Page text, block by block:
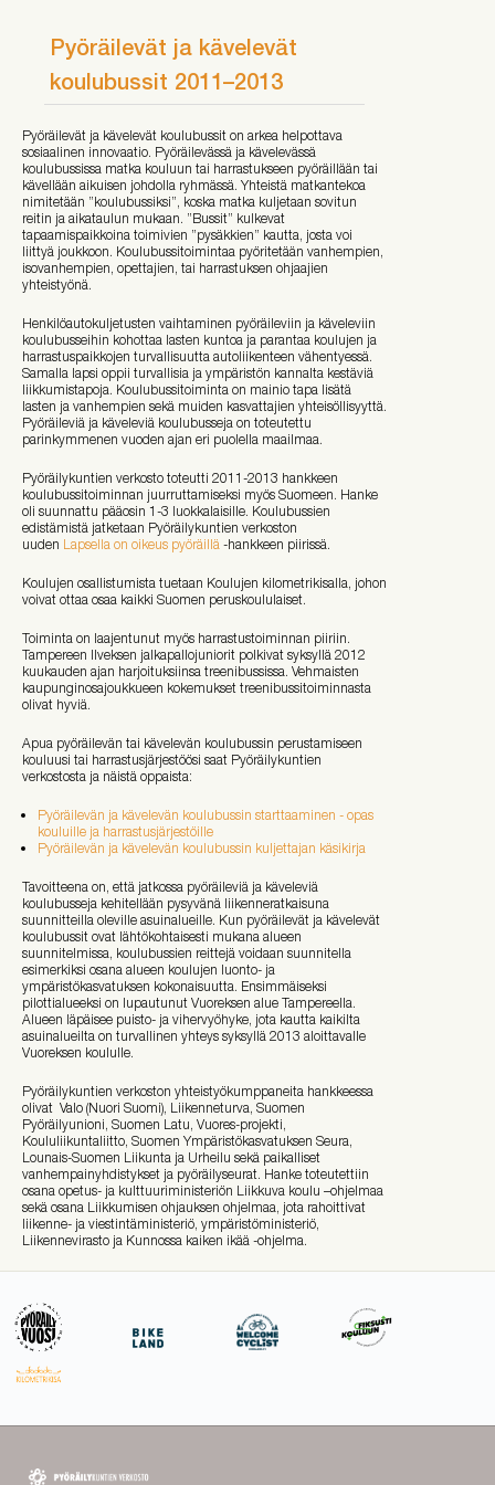
Pyöräilevät ja kävelevät
koulubussit 2011–2013
Pyöräilevät ja kävelevät koulubussit on arkea helpottava
sosiaalinen innovaatio. Pyöräilevässä ja kävelevässä
koulubussissa matka kouluun tai harrastukseen pyöräillään tai
kävellään aikuisen johdolla ryhmässä. Yhteistä matkantekoa
nimitetään ”koulubussiksi”, koska matka kuljetaan sovitun
reitin ja aikataulun mukaan. ”Bussit” kulkevat
tapaamispaikkoina toimivien ”pysäkkien” kautta, josta voi
liittyä joukkoon. Koulubussitoimintaa pyöritetään vanhempien,
isovanhempien, opettajien, tai harrastuksen ohjaajien
yhteistyönä.
Henkilöautokuljetusten vaihtaminen pyöräileviin ja käveleviin
koulubusseihin kohottaa lasten kuntoa ja parantaa koulujen ja
harrastuspaikkojen turvallisuutta autoliikenteen vähentyessä.
Samalla lapsi oppii turvallisia ja ympäristön kannalta kestäviä
liikkumistapoja. Koulubussitoiminta on mainio tapa lisätä
lasten ja vanhempien sekä muiden kasvattajien yhteisöllisyyttä.
Pyöräileviä ja käveleviä koulubusseja on toteutettu
parinkymmenen vuoden ajan eri puolella maailmaa.
Pyöräilykuntien verkosto toteutti 2011-2013 hankkeen
koulubussitoiminnan juurruttamiseksi myös Suomeen. Hanke
oli suunnattu pääosin 1-3 luokkalaisille. Koulubussien
edistämistä jatketaan Pyöräilykuntien verkoston
uuden Lapsella on oikeus pyöräillä -hankkeen piirissä.
Koulujen osallistumista tuetaan Koulujen kilometrikisalla, johon
voivat ottaa osaa kaikki Suomen peruskoululaiset.
Toiminta on laajentunut myös harrastustoiminnan piiriin.
Tampereen Ilveksen jalkapallojuniorit polkivat syksyllä 2012
kuukauden ajan harjoituksiinsa treenibussissa. Vehmaisten
kaupunginosajoukkueen kokemukset treenibussitoiminnasta
olivat hyviä.
Apua pyöräilevän tai kävelevän koulubussin perustamiseen
kouluusi tai harrastusjärjestöösi saat Pyöräilykuntien
verkostosta ja näistä oppaista:
Pyöräilevän ja kävelevän koulubussin starttaaminen - opas
kouluille ja harrastusjärjestöille
Pyöräilevän ja kävelevän koulubussin kuljettajan käsikirja
Tavoitteena on, että jatkossa pyöräileviä ja käveleviä
koulubusseja kehitellään pysyvänä liikenneratkaisuna
suunnitteilla oleville asuinalueille. Kun pyöräilevät ja kävelevät
koulubussit ovat lähtökohtaisesti mukana alueen
suunnitelmissa, koulubussien reittejä voidaan suunnitella
esimerkiksi osana alueen koulujen luonto- ja
ympäristökasvatuksen kokonaisuutta. Ensimmäiseksi
pilottialueeksi on lupautunut Vuoreksen alue Tampereella.
Alueen läpäisee puisto- ja vihervyöhyke, jota kautta kaikilta
asuinalueilta on turvallinen yhteys syksyllä 2013 aloittavalle
Vuoreksen koululle.
Pyöräilykuntien verkoston yhteistyökumppaneita hankkeessa
olivat Valo (Nuori Suomi), Liikenneturva, Suomen
Pyöräilyunioni, Suomen Latu, Vuores-projekti,
Koululiikuntaliitto, Suomen Ympäristökasvatuksen Seura,
Lounais-Suomen Liikunta ja Urheilu sekä paikalliset
vanhempainyhdistykset ja pyöräilyseurat. Hanke toteutettiin
osana opetus- ja kulttuuriministeriön Liikkuva koulu –ohjelmaa
sekä osana Liikkumisen ohjauksen ohjelmaa, jota rahoittivat
liikenne- ja viestintäministeriö, ympäristöministeriö,
Liikennevirasto ja Kunnossa kaiken ikää -ohjelma.